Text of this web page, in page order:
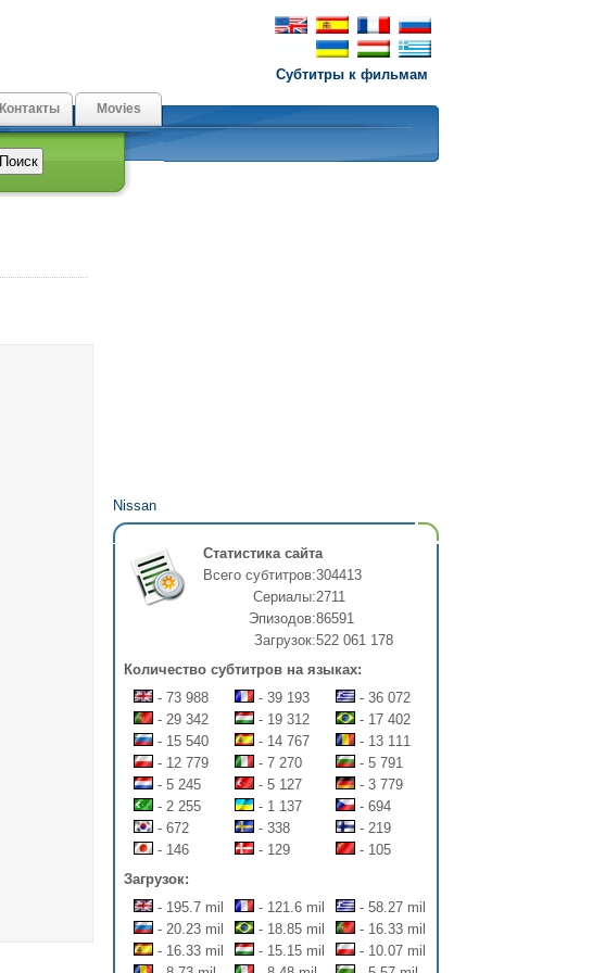
Субтитры к фильмам
Контакты Movies
Nissan
Статистика сайта
Всего субтитров:304413
Сериалы:2711
Эпизодов:86591
Загрузок:522 061 178
Количество субтитров на языках:
- 73 988
- 39 193
- 36 072
- 29 342
- 19 312
- 17 402
- 15 540
- 14 767
- 13 111
- 12 779
- 7 270
- 5 791
- 5 245
- 5 127
- 3 779
- 2 255
- 1 137
- 694
- 672
- 338
- 219
- 146
- 129
- 105
Загрузок:
- 195.7 mil
- 121.6 mil
- 58.27 mil
- 20.23 mil
- 18.85 mil
- 16.33 mil
- 16.33 mil
- 15.15 mil
- 10.07 mil